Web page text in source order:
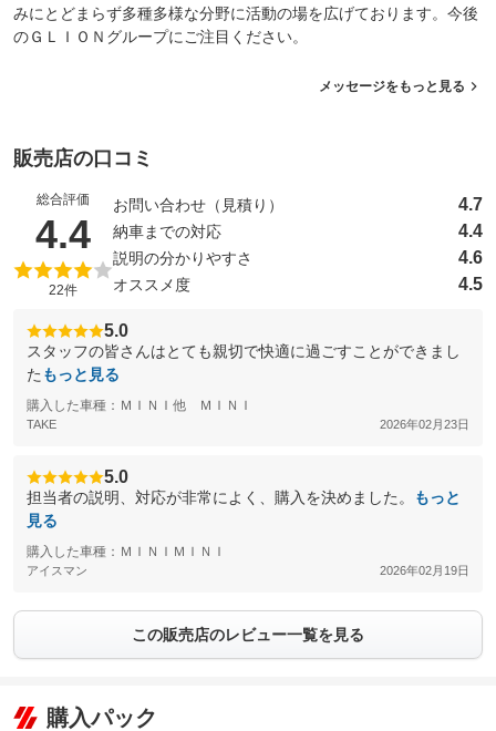
みにとどまらず多種多様な分野に活動の場を広げております。今後
のＧＬＩＯＮグループにご注目ください。
メッセージをもっと見る
販売店の口コミ
総合評価
4.4（5点満点中）
22件
お問い合わせ（見積り） 4.7
納車までの対応 4.4
説明の分かりやすさ 4.6
オススメ度 4.5
5.0
スタッフの皆さんはとても親切で快適に過ごすことができまし
た もっと見る
購入した車種：ＭＩＮＩ他 ＭＩＮＩ
TAKE 2026年02月23日
5.0
担当者の説明、対応が非常によく、購入を決めました。
もっと
見る
購入した車種：ＭＩＮＩＭＩＮＩ
アイスマン 2026年02月19日
この販売店のレビュー一覧を見る
購入パック